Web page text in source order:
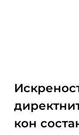
кон